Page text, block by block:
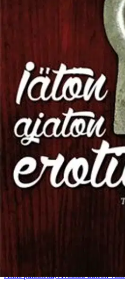
Uraauurtava, kutkuttava ja kiihottava
pullollaan eroottisia tarinoita, joihin
Jotkin tarinoista ovat täynnä hellyyttä
ja kieroutuneita. Mutta harrastivatpa
itsekseen tai hekumoivatpa he
rakastaneet vuosikymmeniä, tai
tutun tai tuntemattoman kanssa,
tahansa ikäisen lukijan pulssin
Ominaisuudet
Ovatko tuotetiedot riittävät? Jos
Anna palautetta,Avautuu uuteen